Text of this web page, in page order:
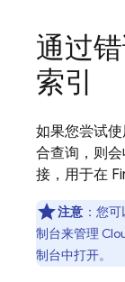
通过
索引
如果您尝试
合查询，则
接，用于在
注意 ： 您可
制台来管理
制台中打开。